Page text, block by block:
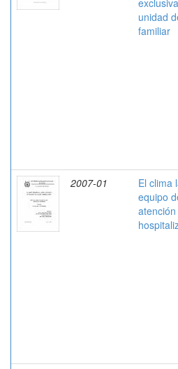
unidad
familiar
2007-01
El clima
equipo